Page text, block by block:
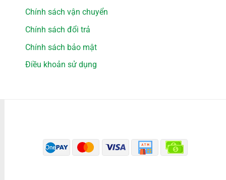
Chính sách vận chuyển
Chính sách đổi trả
Chính sách bảo mật
Điều khoản sử dụng